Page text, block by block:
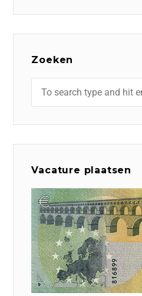
Zoeken
Vacature plaatsen